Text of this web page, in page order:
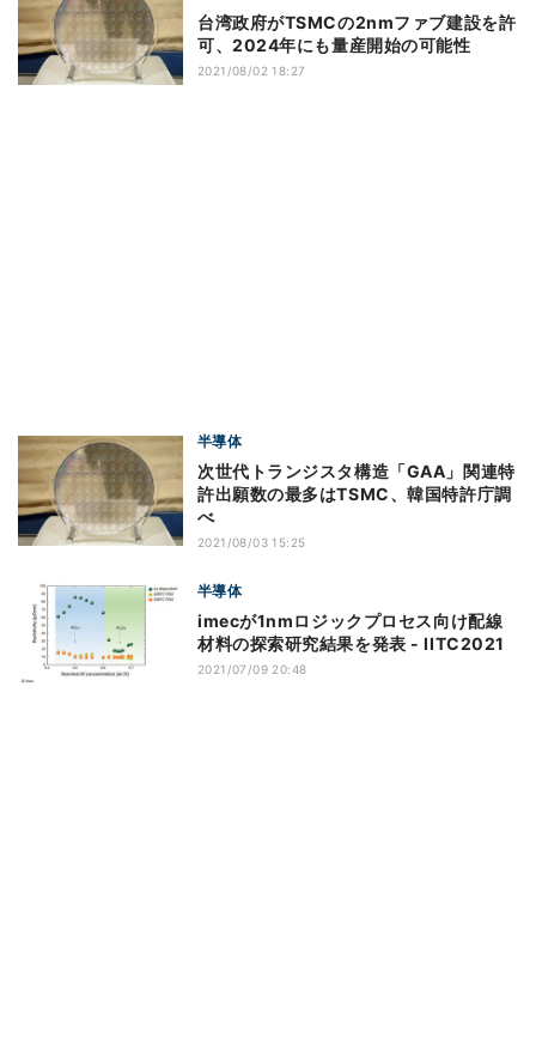
台湾政府がTSMCの2nmファブ建設を許
可、2024年にも量産開始の可能性
2021/08/02 18:27
半導体
次世代トランジスタ構造「GAA」関連特
許出願数の最多はTSMC、韓国特許庁調
べ
2021/08/03 15:25
半導体
imecが1nmロジックプロセス向け配線
材料の探索研究結果を発表 - IITC2021
2021/07/09 20:48